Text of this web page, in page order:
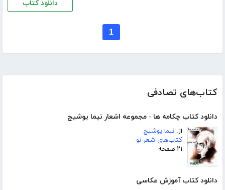
کتاب‌های تصادفی
دانلود کتاب چکامه ها - مجموعه اشعار نیما یوشیج
از: نیما یوشیج
کتاب‌های شعر نو
۲۱ صفحه
دانلود کتاب آموزش عکاسی
دانلود کتاب
1